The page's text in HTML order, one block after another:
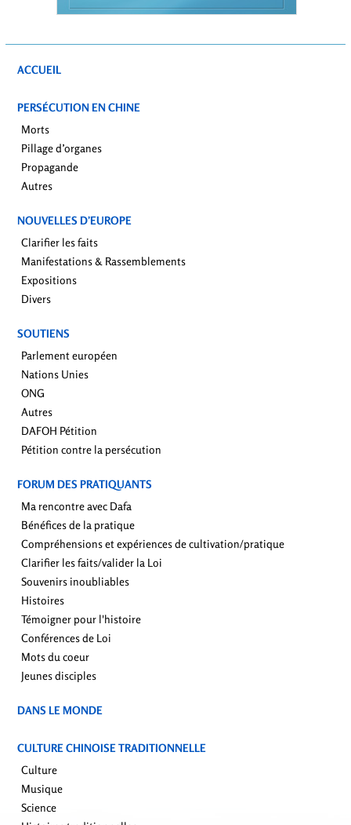
ACCUEIL
PERSÉCUTION EN CHINE
Morts
Pillage d’organes
Propagande
Autres
NOUVELLES D’EUROPE
Clarifier les faits
Manifestations & Rassemblements
Expositions
Divers
SOUTIENS
Parlement européen
Nations Unies
ONG
Autres
DAFOH Pétition
Pétition contre la persécution
FORUM DES PRATIQUANTS
Ma rencontre avec Dafa
Bénéfices de la pratique
Compréhensions et expériences de cultivation/pratique
Clarifier les faits/valider la Loi
Souvenirs inoubliables
Histoires
Témoigner pour l'histoire
Conférences de Loi
Mots du coeur
Jeunes disciples
DANS LE MONDE
CULTURE CHINOISE TRADITIONNELLE
Culture
Musique
Science